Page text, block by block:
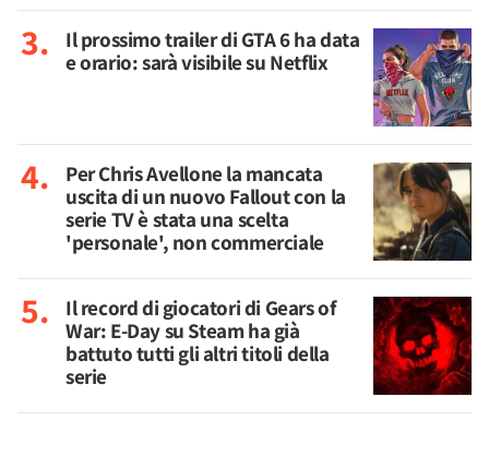
Il prossimo trailer di GTA 6 ha data
e orario: sarà visibile su Netflix
Per Chris Avellone la mancata
uscita di un nuovo Fallout con la
serie TV è stata una scelta
'personale', non commerciale
Il record di giocatori di Gears of
War: E-Day su Steam ha già
battuto tutti gli altri titoli della
serie